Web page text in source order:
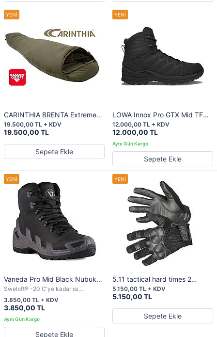
CARINTHIA BRENTA Extreme-
20C UYKU TULUMU
19.500,00 TL
19.500,00 TL + KDV
Sepete Ekle
LOWA Innox Pro GTX Mid TF
Bot
12.000,00 TL
12.000,00 TL + KDV
Sepete Ekle
Vaneda Pro Mid Black Nubuk
Su Geçirmez Taktik Bot
Sweloft® -20 C'ye kadar ısı
izolasyonu sağlayan membran
teknolojisine sahiptir.
3.850,00 TL
3.850,00 TL + KDV
Sepete Ekle
5.11 tactical hard times 2
Eldiven
5.150,00 TL
5.150,00 TL + KDV
Sepete Ekle